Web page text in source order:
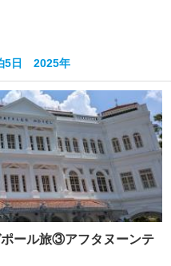
5日 2025年
ール旅③アフタヌーンテ